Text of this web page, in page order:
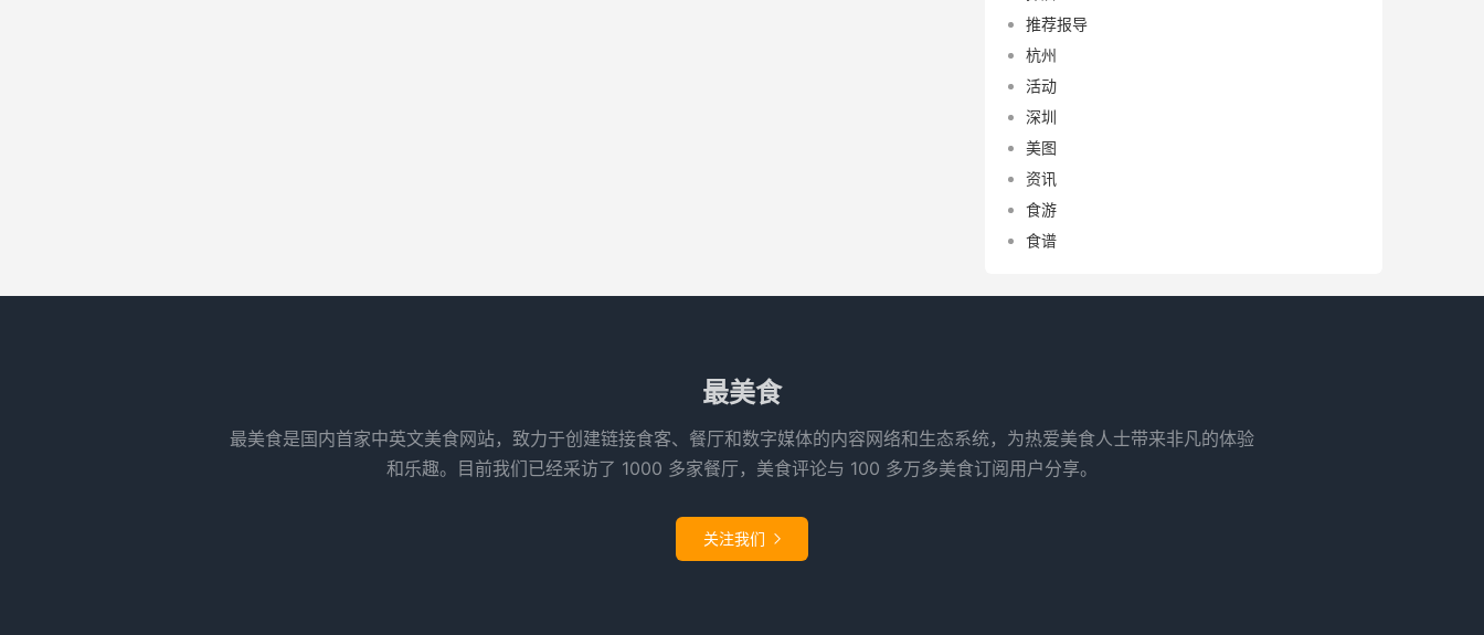
推荐报导
杭州
活动
深圳
美图
资讯
食游
食谱
最美食
最美食是国内首家中英文美食网站，致力于创建链接食客、餐厅和数字媒体的内容网络和生态系统，为热爱美食人士带来非凡的体验
和乐趣。目前我们已经采访了 1000 多家餐厅，美食评论与 100 多万多美食订阅用户分享。
关注我们 